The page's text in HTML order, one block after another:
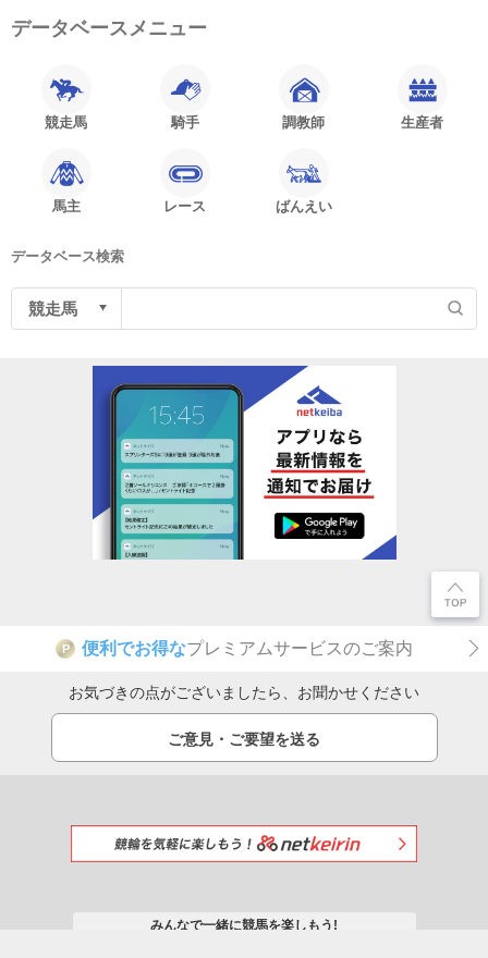
データベースメニュー
競走馬 騎手 調教師 生産者
馬主 レース ばんえい
データベース検索
P 便利でお得なプレミアムサービスのご案内
お気づきの点がございましたら、お聞かせください
ご意見・ご要望を送る
みんなで一緒に競馬を楽しもう!